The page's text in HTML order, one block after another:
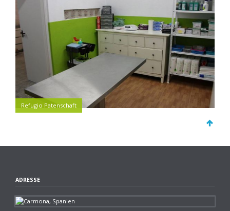
Refugio Patenschaft
ADRESSE